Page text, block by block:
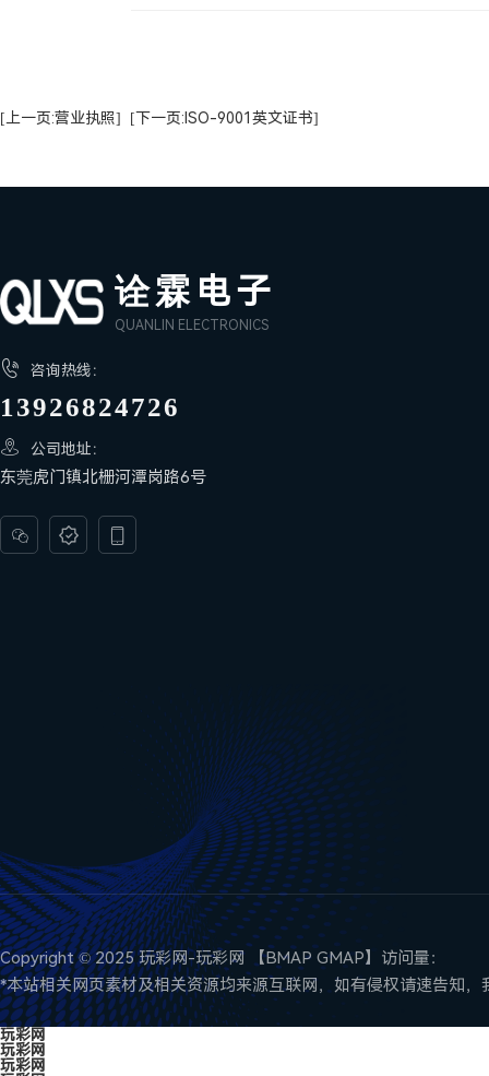
[上一页:营业执照] [下一页:ISO-9001英文证书]
诠霖电子
QUANLIN ELECTRONICS
 咨询热线：
13926824726
 公司地址：
东莞虎门镇北栅河潭岗路6号
  
Copyright © 2025 玩彩网-玩彩网 【BMAP GMAP】访问量：
*本站相关网页素材及相关资源均来源互联网，如有侵权请速告知
玩彩网
玩彩网
玩彩网